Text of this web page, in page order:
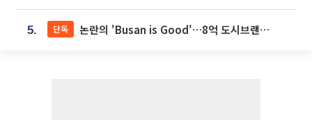
5. 단독 논란의 'Busan is Good'…8억 도시브랜드, 용산 대통령실 CI 업체가 수행